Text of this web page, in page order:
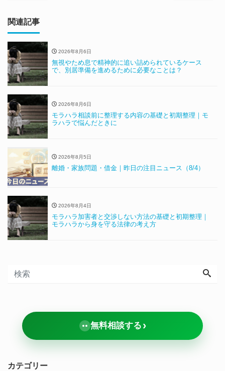
関連記事
2026年8月6日
無視やため息で精神的に追い詰められているケース
で、別居準備を進めるために必要なことは？
2026年8月6日
モラハラ相談前に整理する内容の基礎と初期整理｜モ
ラハラで悩んだときに
2026年8月5日
離婚・家族問題・借金｜昨日の注目ニュース（8/4）
2026年8月4日
モラハラ加害者と交渉しない方法の基礎と初期整理｜
モラハラから身を守る法律の考え方
無料相談する ›
カテゴリー